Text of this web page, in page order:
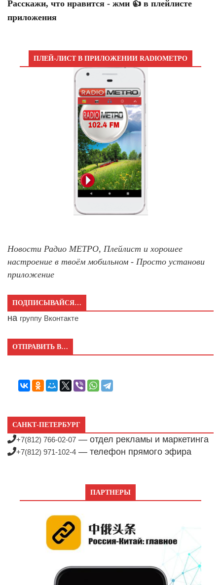
Расскажи, что нравится - жми 👍 в плейлисте
приложения
ПЛЕЙ-ЛИСТ В ПРИЛОЖЕНИИ RADIOМЕТРО
Новости Радио МЕТРО, Плейлист и хорошее
настроение в твоём мобильном - Просто установи
приложение
ПОДПИСЫВАЙСЯ…
на группу Вконтакте
ОТПРАВИТЬ В…
САНКТ-ПЕТЕРБУРГ
+7(812) 766-02-07 — отдел рекламы и маркетинга
+7(812) 971-102-4 — телефон прямого эфира
ПАРТНЕРЫ